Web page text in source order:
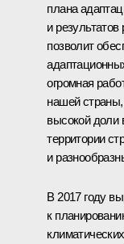
плана
и
позволит
огромная
нашей страны,
высокой доли
территории
и
В 2017 году
к